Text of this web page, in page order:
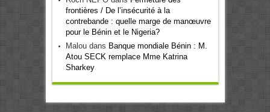
frontières / De l’insécurité à la
contrebande : quelle marge de manœuvre
pour le Bénin et le Nigeria?
Maloudans Banque mondiale Bénin : M.
Atou SECK remplace Mme Katrina
Sharkey